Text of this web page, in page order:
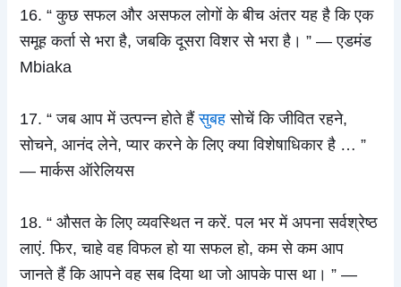
16. “ कुछ सफल और असफल लोगों के बीच अंतर यह है कि एक
समूह कर्ता से भरा है, जबकि दूसरा विशर से भरा है। ” — एडमंड
Mbiaka
17. “ जब आप में उत्पन्न होते हैंसुबहसोचें कि जीवित रहने,
सोचने, आनंद लेने, प्यार करने के लिए क्या विशेषाधिकार है … ”
— मार्कस ऑरेलियस
18. “ औसत के लिए व्यवस्थित न करें. पल भर में अपना सर्वश्रेष्ठ
लाएं. फिर, चाहे वह विफल हो या सफल हो, कम से कम आप
जानते हैं कि आपने वह सब दिया था जो आपके पास था। ” —